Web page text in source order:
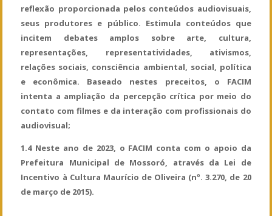
reflexão proporcionada pelos conteúdos audiovisuais,
seus produtores e público. Estimula conteúdos que
incitem debates amplos sobre arte, cultura,
representações, representatividades, ativismos,
relações sociais, consciência ambiental, social, política
e econômica. Baseado nestes preceitos, o FACIM
intenta a ampliação da percepção crítica por meio do
contato com filmes e da interação com profissionais do
audiovisual;
1.4 Neste ano de 2023, o FACIM conta com o apoio da
Prefeitura Municipal de Mossoró, através da Lei de
Incentivo à Cultura Maurício de Oliveira (nº. 3.270, de 20
de março de 2015).